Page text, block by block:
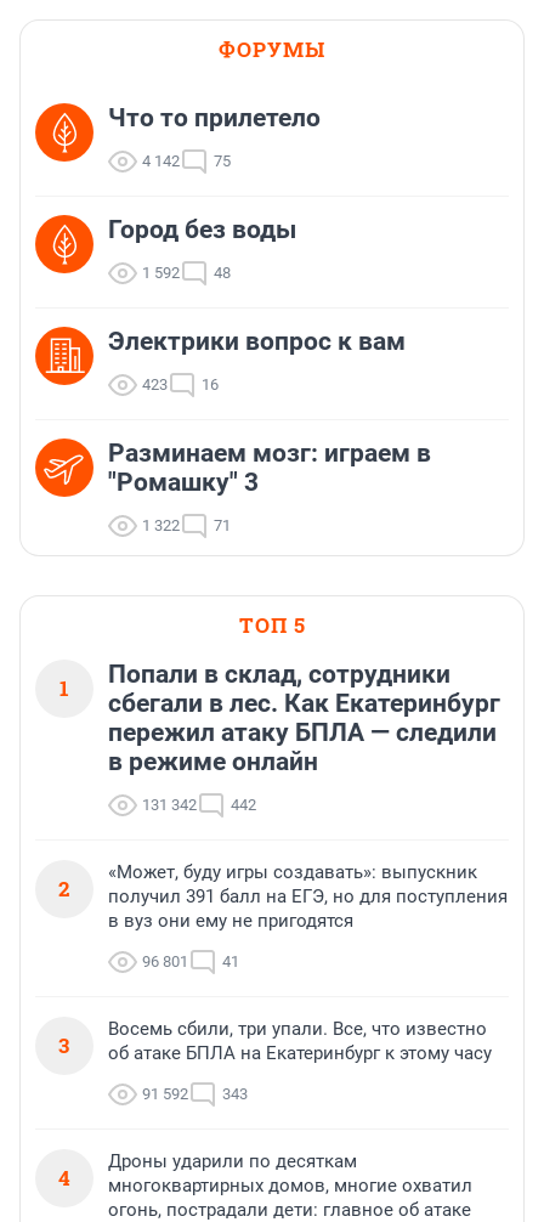
ФОРУМЫ
Что то прилетело
4 142 75
Город без воды
1 592 48
Электрики вопрос к вам
423 16
Разминаем мозг: играем в
"Ромашку" 3
1 322 71
ТОП 5
1
Попали в склад, сотрудники
сбегали в лес. Как Екатеринбург
пережил атаку БПЛА — следили
в режиме онлайн
131 342 442
2
«Может, буду игры создавать»: выпускник
получил 391 балл на ЕГЭ, но для поступления
в вуз они ему не пригодятся
96 801 41
3
Восемь сбили, три упали. Все, что известно
об атаке БПЛА на Екатеринбург к этому часу
91 592 343
4
Дроны ударили по десяткам
многоквартирных домов, многие охватил
огонь, пострадали дети: главное об атаке